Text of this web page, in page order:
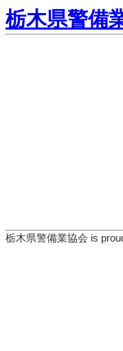
栃木県警備
栃木県警備業協会 is